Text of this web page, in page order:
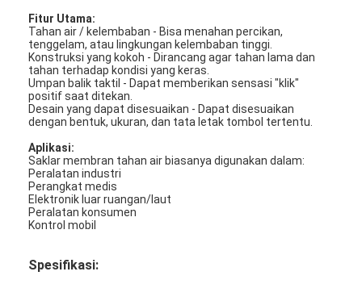
Fitur Utama:
Tahan air / kelembaban - Bisa menahan percikan,
tenggelam, atau lingkungan kelembaban tinggi.
Konstruksi yang kokoh - Dirancang agar tahan lama dan
tahan terhadap kondisi yang keras.
Umpan balik taktil - Dapat memberikan sensasi "klik"
positif saat ditekan.
Desain yang dapat disesuaikan - Dapat disesuaikan
dengan bentuk, ukuran, dan tata letak tombol tertentu.
Aplikasi:
Saklar membran tahan air biasanya digunakan dalam:
Peralatan industri
Perangkat medis
Elektronik luar ruangan/laut
Peralatan konsumen
Kontrol mobil
Spesifikasi: